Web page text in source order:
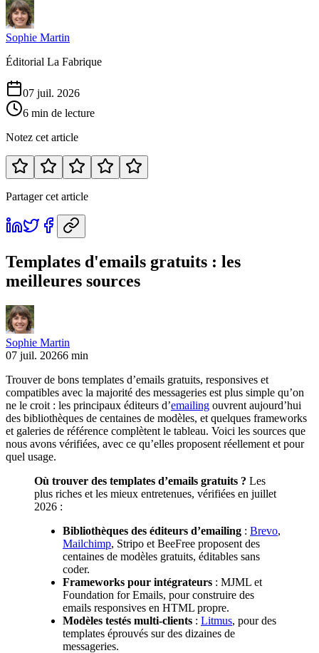
Sophie Martin
Éditorial La Fabrique
07 juil. 2026
6 min de lecture
Notez cet article
Partager cet article
Templates d'emails gratuits : les
meilleures sources
Sophie Martin
07 juil. 20266 min
Trouver de bons templates d’emails gratuits, responsives et
compatibles avec la majorité des messageries est plus simple qu’on
ne le croit : les principaux éditeurs d’emailing ouvrent aujourd’hui
des bibliothèques de centaines de modèles, et quelques frameworks
et galeries de référence complètent le tableau. Voici les sources que
nous avons vérifiées, avec ce qu’elles proposent réellement et pour
quel usage.
Où trouver des templates d’emails gratuits ? Les
plus riches et les mieux entretenues, vérifiées en juillet
2026 :
Bibliothèques des éditeurs d’emailing : Brevo,
Mailchimp, Stripo et BeeFree proposent des
centaines de modèles gratuits, éditables sans
coder.
Frameworks pour intégrateurs : MJML et
Foundation for Emails, pour construire des
emails responsives en HTML propre.
Modèles testés multi-clients : Litmus, pour des
templates éprouvés sur des dizaines de
messageries.